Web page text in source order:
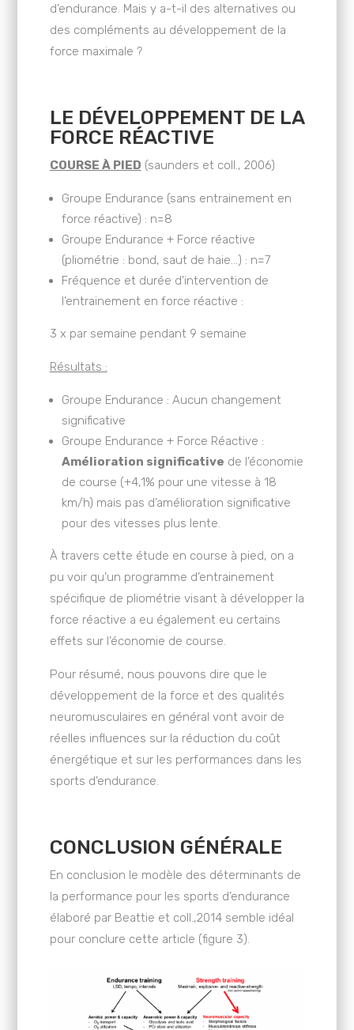
d’endurance. Mais y a-t-il des alternatives ou
des compléments au développement de la
force maximale ?
LE DÉVELOPPEMENT DE LA
FORCE RÉACTIVE
COURSE À PIED (saunders et coll., 2006)
Groupe Endurance (sans entrainement en
force réactive) : n=8
Groupe Endurance + Force réactive
(pliométrie : bond, saut de haie…) : n=7
Fréquence et durée d’intervention de
l’entrainement en force réactive :
3 x par semaine pendant 9 semaine
Résultats :
Groupe Endurance : Aucun changement
significative
Groupe Endurance + Force Réactive :
Amélioration significative de l’économie
de course (+4,1% pour une vitesse à 18
km/h) mais pas d’amélioration significative
pour des vitesses plus lente.
À travers cette étude en course à pied, on a
pu voir qu’un programme d’entrainement
spécifique de pliométrie visant à développer la
force réactive a eu également eu certains
effets sur l’économie de course.
Pour résumé, nous pouvons dire que le
développement de la force et des qualités
neuromusculaires en général vont avoir de
réelles influences sur la réduction du coût
énergétique et sur les performances dans les
sports d’endurance.
CONCLUSION GÉNÉRALE
En conclusion le modèle des déterminants de
la performance pour les sports d’endurance
élaboré par Beattie et coll.,2014 semble idéal
pour conclure cette article (figure 3).